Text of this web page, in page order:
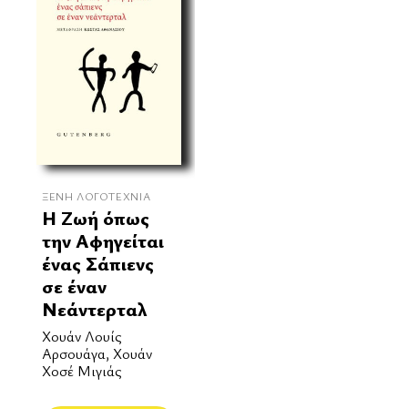
ΞΈΝΗ ΛΟΓΟΤΕΧΝΊΑ
Η Ζωή όπως
την Αφηγείται
ένας Σάπιενς
σε έναν
Νεάντερταλ
Χουάν Λουίς
Αρσουάγα, Χουάν
Χοσέ Μιγιάς